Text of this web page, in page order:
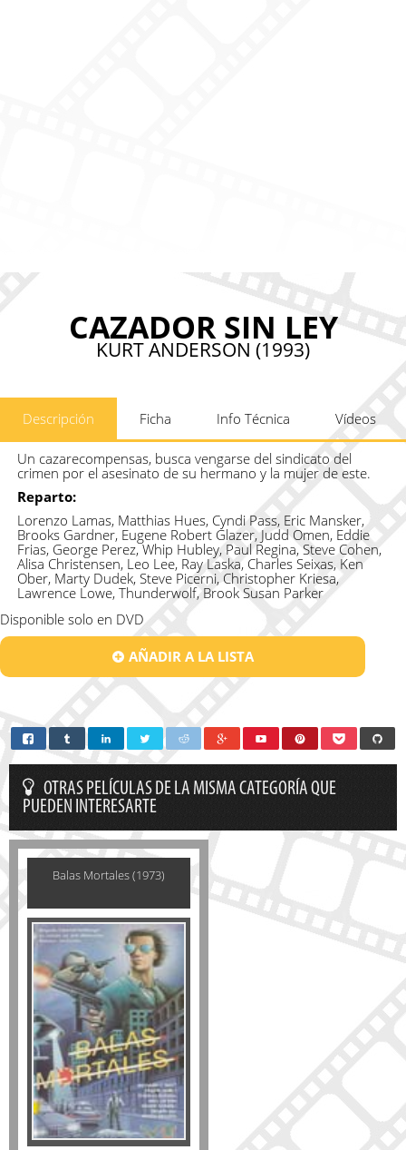
CAZADOR SIN LEY
KURT ANDERSON (1993)
Descripción Ficha Info Técnica Vídeos
Un cazarecompensas, busca vengarse del sindicato del
crimen por el asesinato de su hermano y la mujer de este.
Reparto:
Lorenzo Lamas, Matthias Hues, Cyndi Pass, Eric Mansker,
Brooks Gardner, Eugene Robert Glazer, Judd Omen, Eddie
Frias, George Perez, Whip Hubley, Paul Regina, Steve Cohen,
Alisa Christensen, Leo Lee, Ray Laska, Charles Seixas, Ken
Ober, Marty Dudek, Steve Picerni, Christopher Kriesa,
Lawrence Lowe, Thunderwolf, Brook Susan Parker
Disponible solo en DVD
AÑADIR A LA LISTA
OTRAS PELÍCULAS DE LA MISMA CATEGORÍA QUE
PUEDEN INTERESARTE
Balas Mortales (1973)